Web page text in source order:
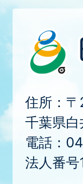
住所：
千葉県
電話：
法人番